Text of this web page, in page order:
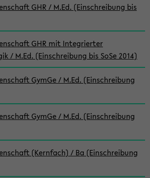
GHR / M.Ed. (Einschreibung bis
GHR mit Integrierter
/ M.Ed. (Einschreibung bis SoSe 2014)
GymGe / M.Ed. (Einschreibung
GymGe / M.Ed. (Einschreibung
(Kernfach) / Ba (Einschreibung